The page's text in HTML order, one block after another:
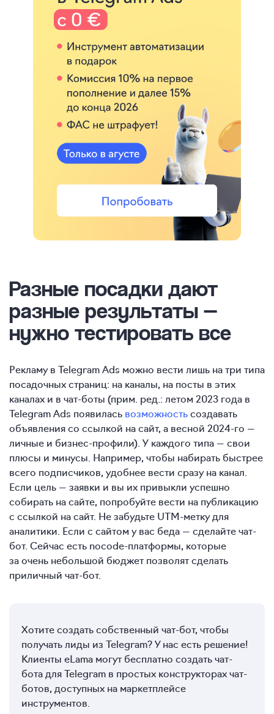
Разные посадки дают
разные результаты —
нужно тестировать все
Рекламу в Telegram Ads можно вести лишь на три типа
посадочных страниц: на каналы, на посты в этих
каналах и в чат-боты (прим. ред.: летом 2023 года в
Telegram Ads появилась возможностьсоздавать
объявления со ссылкой на сайт, а весной 2024-го —
личные и бизнес-профили). У каждого типа — свои
плюсы и минусы. Например, чтобы набирать быстрее
всего подписчиков, удобнее вести сразу на канал.
Если цель — заявки и вы их привыкли успешно
собирать на сайте, попробуйте вести на публикацию
с ссылкой на сайт. Не забудьте UTM-метку для
аналитики. Если с сайтом у вас беда — сделайте чат-
бот. Сейчас есть nocode-платформы, которые
за очень небольшой бюджет позволят сделать
приличный чат-бот.
Хотите создать собственный чат-бот, чтобы
получать лиды из Telegram? У нас есть решение!
Клиенты eLama могут бесплатно создать чат-
бота для Telegram в простых конструкторах чат-
ботов, доступных на маркетплейсе
инструментов.